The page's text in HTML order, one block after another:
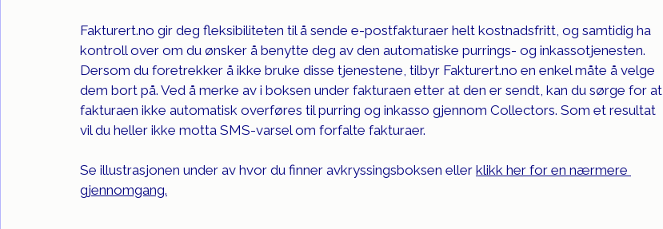
Fakturert.no gir deg fleksibiliteten til å sende e-postfakturaer helt kostnadsfritt, og samtidig ha
kontroll over om du ønsker å benytte deg av den automatiske purrings- og inkassotjenesten.
Dersom du foretrekker å ikke bruke disse tjenestene, tilbyr Fakturert.no en enkel måte å velge
dem bort på. Ved å merke av i boksen under fakturaen etter at den er sendt, kan du sørge for at
fakturaen ikke automatisk overføres til purring og inkasso gjennom Collectors. Som et resultat
vil du heller ikke motta SMS-varsel om forfalte fakturaer.
Se illustrasjonen under av hvor du finner avkryssingsboksen eller klikk her for en nærmere
gjennomgang.